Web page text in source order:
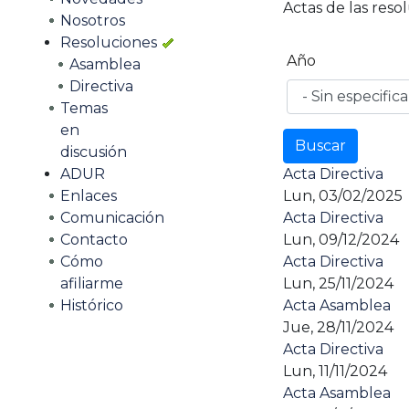
Nosotros
Resoluciones
Asamblea
Directiva
Temas
en
discusión
ADUR
Enlaces
Comunicación
Contacto
Cómo
afiliarme
Histórico
Actas de las
Año
Acta Directiva
Lun, 03/02/2025
Acta Directiva
Lun, 09/12/2024
Acta Directiva
Lun, 25/11/2024
Acta Asamblea
Jue, 28/11/2024
Acta Directiva
Lun, 11/11/2024
Acta Asamblea